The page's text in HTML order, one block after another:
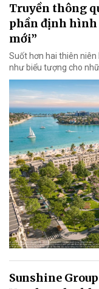
Truyền thông
phần định hình
mới”
Suốt hơn hai thiên
như biểu tượng cho
Sunshine